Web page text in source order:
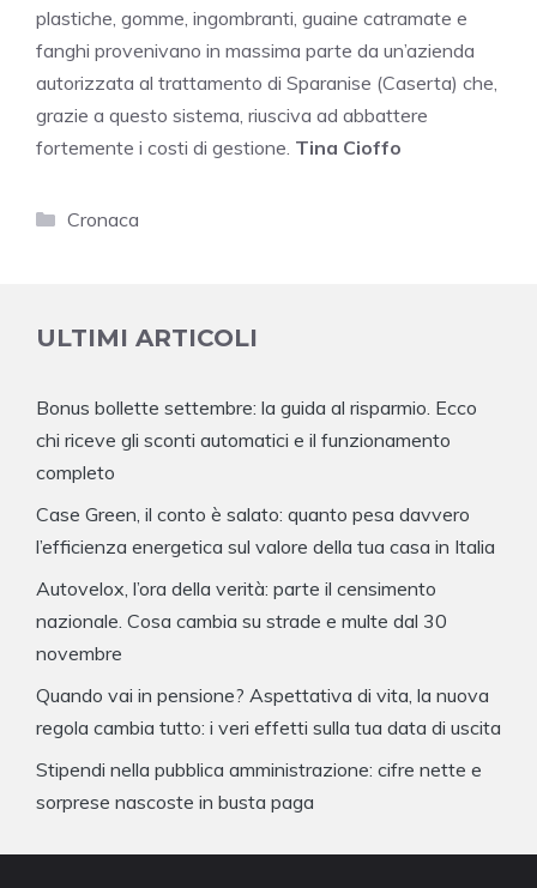
plastiche, gomme, ingombranti, guaine catramate e
fanghi provenivano in massima parte da un’azienda
autorizzata al trattamento di Sparanise (Caserta) che,
grazie a questo sistema, riusciva ad abbattere
fortemente i costi di gestione. Tina Cioffo
Categorie
Cronaca
ULTIMI ARTICOLI
Bonus bollette settembre: la guida al risparmio. Ecco
chi riceve gli sconti automatici e il funzionamento
completo
Case Green, il conto è salato: quanto pesa davvero
l’efficienza energetica sul valore della tua casa in Italia
Autovelox, l’ora della verità: parte il censimento
nazionale. Cosa cambia su strade e multe dal 30
novembre
Quando vai in pensione? Aspettativa di vita, la nuova
regola cambia tutto: i veri effetti sulla tua data di uscita
Stipendi nella pubblica amministrazione: cifre nette e
sorprese nascoste in busta paga